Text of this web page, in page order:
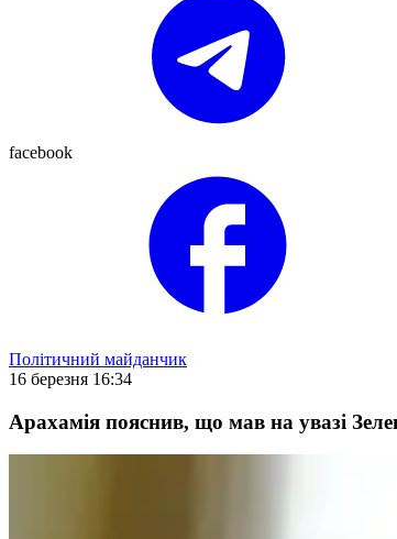
facebook
Політичний майданчик
16 березня 16:34
Арахамія пояснив, що мав на увазі